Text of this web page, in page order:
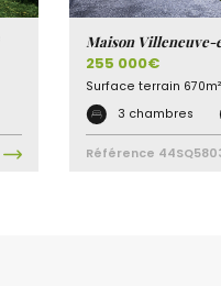
Maison Villeneuve-
255 000€
Surface terrain 670m²
3 chambres
Référence